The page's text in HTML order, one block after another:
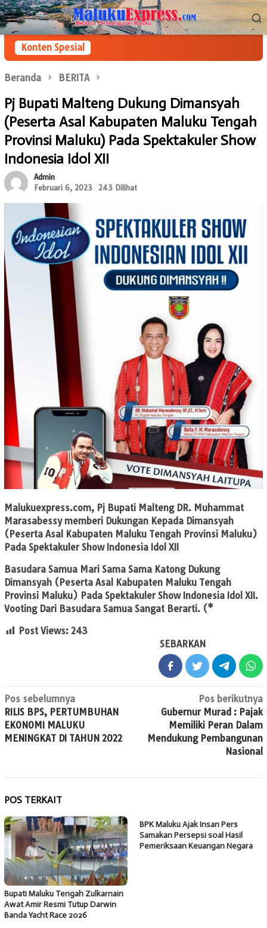
Loncat
ke
konten
Menu
Mobile
Konten Spesial
Beranda BERITA
Pj Bupati Malteng Dukung Dimansyah
(Peserta Asal Kabupaten Maluku Tengah
Provinsi Maluku) Pada Spektakuler Show
Indonesia Idol XII
Admin
Februari 6, 2023
243 Dilihat
Malukuexpress.com, Pj Bupati Malteng DR. Muhammat
Marasabessy memberi Dukungan Kepada Dimansyah
(Peserta Asal Kabupaten Maluku Tengah Provinsi Maluku)
Pada Spektakuler Show Indonesia Idol XII
Basudara Samua Mari Sama Sama Katong Dukung
Dimansyah (Peserta Asal Kabupaten Maluku Tengah
Provinsi Maluku) Pada Spektakuler Show Indonesia Idol XII.
Vooting Dari Basudara Samua Sangat Berarti. (*
Post Views: 243
SEBARKAN
Navigasi
pos
Pos sebelumnya
RILIS BPS, PERTUMBUHAN
EKONOMI MALUKU
MENINGKAT DI TAHUN 2022
Pos berikutnya
Gubernur Murad : Pajak
Memiliki Peran Dalam
Mendukung Pembangunan
Nasional
POS TERKAIT
Bupati Maluku Tengah Zulkarnain
Awat Amir Resmi Tutup Darwin
Banda Yacht Race 2026
BPK Maluku Ajak Insan Pers
Samakan Persepsi soal Hasil
Pemeriksaan Keuangan Negara